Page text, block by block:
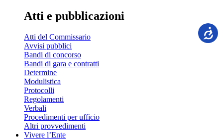
Atti e pubblicazioni
Atti del Commissario
Avvisi pubblici
Bandi di concorso
Bandi di gara e contratti
Determine
Modulistica
Protocolli
Regolamenti
Verbali
Procedimenti per ufficio
Altri provvedimenti
Vivere l’Ente